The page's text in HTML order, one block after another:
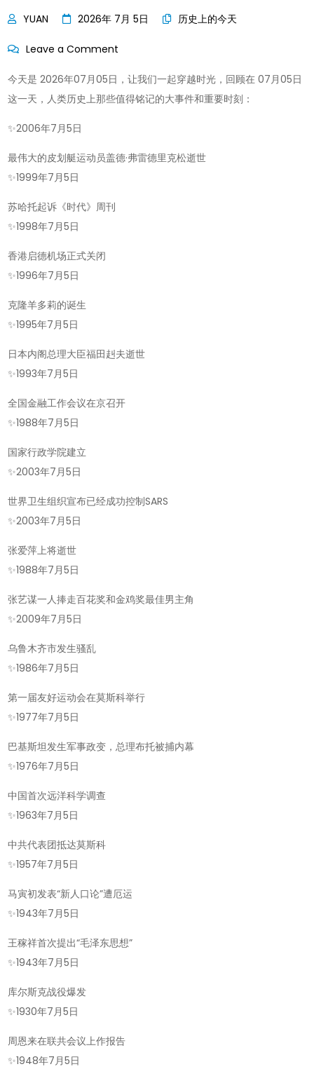
2026年 7月 5日 历史上的今天
Leave a Comment
史
上
天-2026
今天是 2026年07月05日，让我们一起穿越时光，回顾在 07月05日
这一天，人类历史上那些值得铭记的大事件和重要时刻：
✨2006年7月5日
最伟大的皮划艇运动员盖德·弗雷德里克松逝世
✨1999年7月5日
苏哈托起诉《时代》周刊
✨1998年7月5日
香港启德机场正式关闭
✨1996年7月5日
克隆羊多莉的诞生
✨1995年7月5日
日本内阁总理大臣福田赳夫逝世
✨1993年7月5日
全国金融工作会议在京召开
✨1988年7月5日
国家行政学院建立
✨2003年7月5日
世界卫生组织宣布已经成功控制SARS
✨2003年7月5日
张爱萍上将逝世
✨1988年7月5日
张艺谋一人捧走百花奖和金鸡奖最佳男主角
✨2009年7月5日
乌鲁木齐市发生骚乱
✨1986年7月5日
第一届友好运动会在莫斯科举行
✨1977年7月5日
巴基斯坦发生军事政变，总理布托被捕内幕
✨1976年7月5日
中国首次远洋科学调查
✨1963年7月5日
中共代表团抵达莫斯科
✨1957年7月5日
马寅初发表“新人口论”遭厄运
✨1943年7月5日
王稼祥首次提出“毛泽东思想”
✨1943年7月5日
库尔斯克战役爆发
✨1930年7月5日
周恩来在联共会议上作报告
✨1948年7月5日